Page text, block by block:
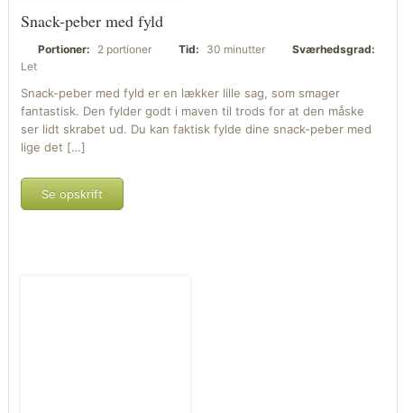
Snack-peber med fyld
Portioner: 2 portioner Tid: 30 minutter
Sværhedsgrad:
Let
Snack-peber med fyld er en lækker lille sag, som smager
fantastisk. Den fylder godt i maven til trods for at den måske
ser lidt skrabet ud. Du kan faktisk fylde dine snack-peber med
lige det […]
Se opskrift